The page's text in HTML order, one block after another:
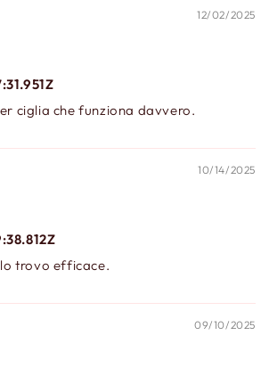
12/02/2025
ciglia che funziona davvero.
10/14/2025
trovo efficace.
09/10/2025